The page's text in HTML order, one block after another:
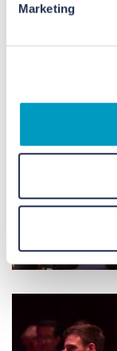
Marketing